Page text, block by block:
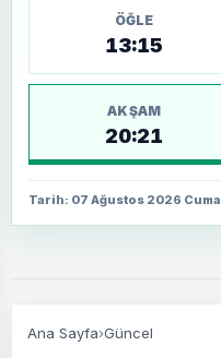
ÖĞLE
13:15
AKŞAM
20:21
Tarih: 07 Ağustos 2026 Cuma
Ana Sayfa›Güncel